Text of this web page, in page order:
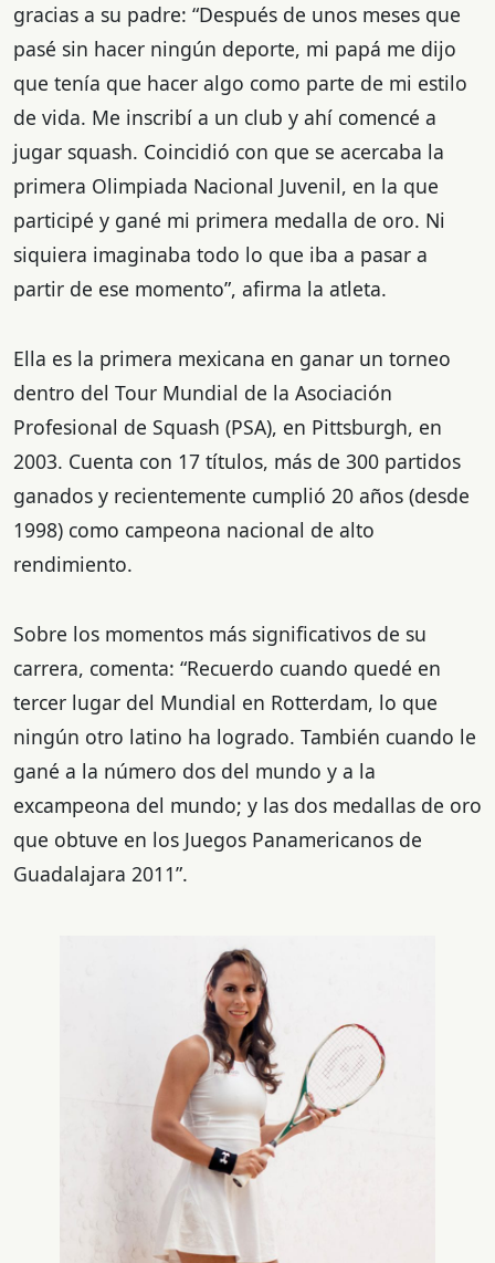
gracias a su padre: “Después de unos meses que
pasé sin hacer ningún deporte, mi papá me dijo
que tenía que hacer algo como parte de mi estilo
de vida. Me inscribí a un club y ahí comencé a
jugar squash. Coincidió con que se acercaba la
primera Olimpiada Nacional Juvenil, en la que
participé y gané mi primera medalla de oro. Ni
siquiera imaginaba todo lo que iba a pasar a
partir de ese momento”, afirma la atleta.
Ella es la primera mexicana en ganar un torneo
dentro del Tour Mundial de la Asociación
Profesional de Squash (PSA), en Pittsburgh, en
2003. Cuenta con 17 títulos, más de 300 partidos
ganados y recientemente cumplió 20 años (desde
1998) como campeona nacional de alto
rendimiento.
Sobre los momentos más significativos de su
carrera, comenta: “Recuerdo cuando quedé en
tercer lugar del Mundial en Rotterdam, lo que
ningún otro latino ha logrado. También cuando le
gané a la número dos del mundo y a la
excampeona del mundo; y las dos medallas de oro
que obtuve en los Juegos Panamericanos de
Guadalajara 2011”.